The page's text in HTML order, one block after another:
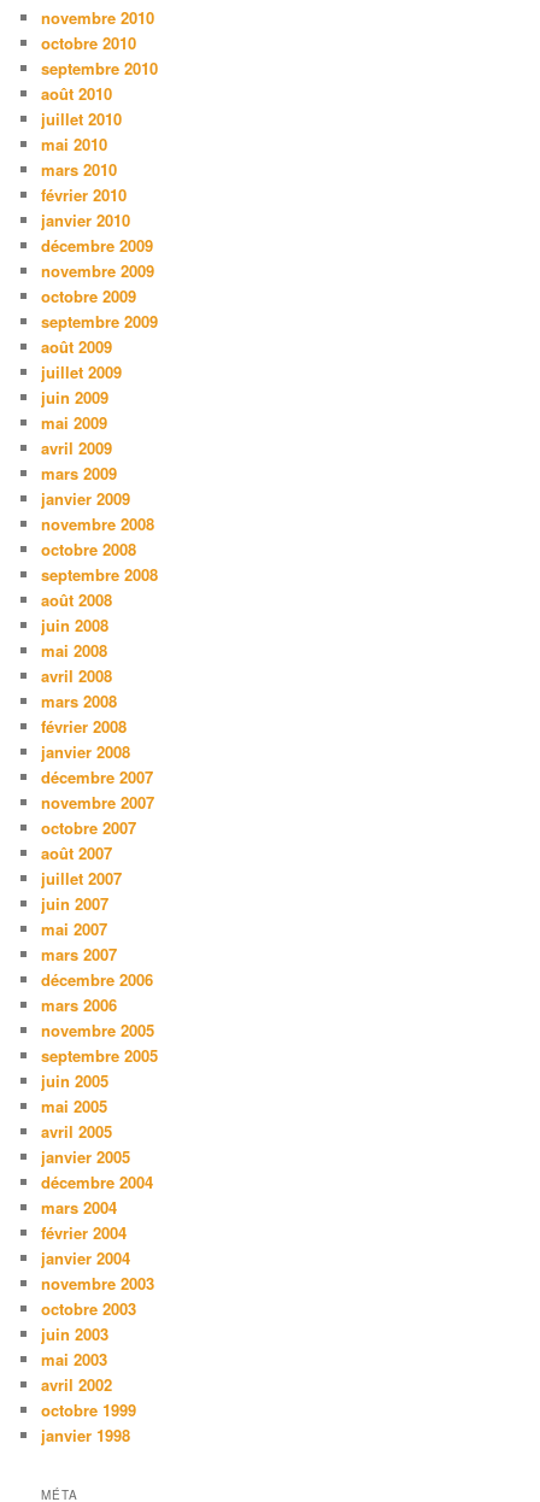
novembre 2010
octobre 2010
septembre 2010
août 2010
juillet 2010
mai 2010
mars 2010
février 2010
janvier 2010
décembre 2009
novembre 2009
octobre 2009
septembre 2009
août 2009
juillet 2009
juin 2009
mai 2009
avril 2009
mars 2009
janvier 2009
novembre 2008
octobre 2008
septembre 2008
août 2008
juin 2008
mai 2008
avril 2008
mars 2008
février 2008
janvier 2008
décembre 2007
novembre 2007
octobre 2007
août 2007
juillet 2007
juin 2007
mai 2007
mars 2007
décembre 2006
mars 2006
novembre 2005
septembre 2005
juin 2005
mai 2005
avril 2005
janvier 2005
décembre 2004
mars 2004
février 2004
janvier 2004
novembre 2003
octobre 2003
juin 2003
mai 2003
avril 2002
octobre 1999
janvier 1998
MÉTA